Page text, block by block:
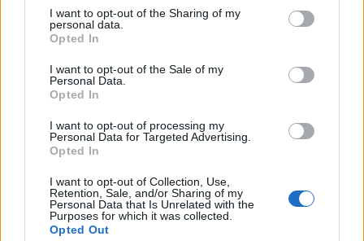
not limited to your visit or usage behaviour. You may click to
grant or deny consent to Google and its third-party tags to
use your data for below specified purposes in below Google
consent section.
I want to opt-out of the Sharing of my
personal data.
Opted In
I want to opt-out of the Sale of my
Personal Data.
Opted In
I want to opt-out of processing my
Personal Data for Targeted Advertising.
Opted In
I want to opt-out of Collection, Use,
Retention, Sale, and/or Sharing of my
Personal Data that Is Unrelated with the
Purposes for which it was collected.
Opted Out